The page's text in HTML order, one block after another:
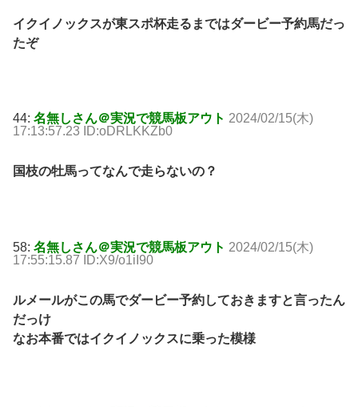
イクイノックスが東スポ杯走るまではダービー予約馬だっ
たぞ
44: 名無しさん＠実況で競馬板アウト 2024/02/15(木)
17:13:57.23 ID:oDRLKKZb0
国枝の牡馬ってなんで走らないの？
58: 名無しさん＠実況で競馬板アウト 2024/02/15(木)
17:55:15.87 ID:X9/o1iI90
ルメールがこの馬でダービー予約しておきますと言ったん
だっけ
なお本番ではイクイノックスに乗った模様